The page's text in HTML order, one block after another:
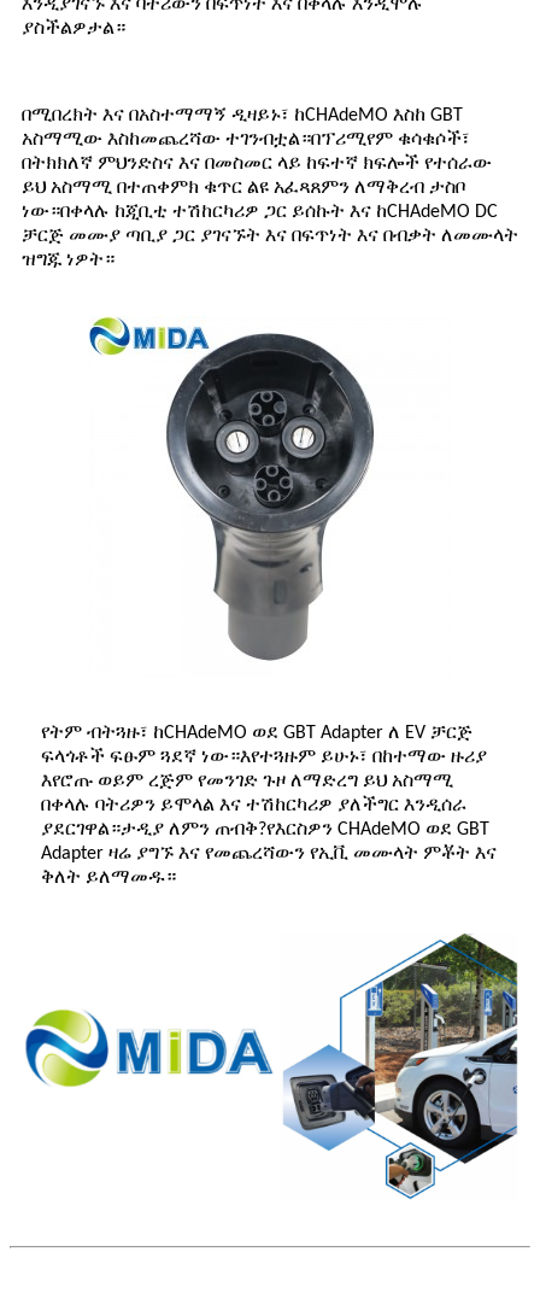
እንዲያገናኙ እና ባትሪውን በፍጥነት እና በቀላሉ እንዲሞሉ
ያስችልዎታል።
በሚበረክት እና በአስተማማኝ ዲዛይኑ፣ ከCHAdeMO እስከ GBT
አስማሚው እስከመጨረሻው ተገንብቷል።በፕሪሚየም ቁሳቁሶች፣
በትክክለኛ ምህንድስና እና በመስመር ላይ ከፍተኛ ክፍሎች የተሰራው
ይህ አስማሚ በተጠቀምክ ቁጥር ልዩ አፈጻጸምን ለማቅረብ ታስቦ
ነው።በቀላሉ ከጂቢቲ ተሽከርካሪዎ ጋር ይሰኩት እና ከCHAdeMO DC
ቻርጅ መሙያ ጣቢያ ጋር ያገናኙት እና በፍጥነት እና በብቃት ለመሙላት
ዝግጁ ነዎት።
የትም ብትጓዙ፣ ከCHAdeMO ወደ GBT Adapter ለ EV ቻርጅ
ፍላጎቶች ፍፁም ጓደኛ ነው።እየተጓዙም ይሁኑ፣ በከተማው ዙሪያ
እየሮጡ ወይም ረጅም የመንገድ ጉዞ ለማድረግ ይህ አስማሚ
በቀላሉ ባትሪዎን ይሞላል እና ተሽከርካሪዎ ያለችግር እንዲሰራ
ያደርገዋል።ታዲያ ለምን ጠብቅ?የእርስዎን CHAdeMO ወደ GBT
Adapter ዛሬ ያግኙ እና የመጨረሻውን የኢቪ መሙላት ምቾት እና
ቅለት ይለማመዱ።